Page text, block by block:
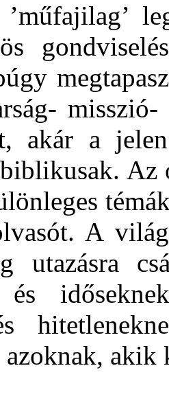
akár a
Az
A
utazásra
és
akik